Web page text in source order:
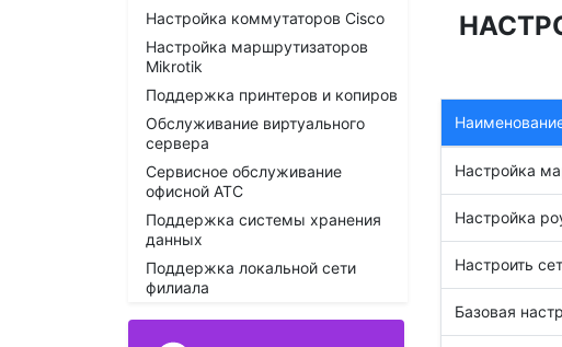
Настройка коммутаторов Cisco
Настройка маршрутизаторов
Mikrotik
Поддержка принтеров и копиров
Обслуживание виртуального
сервера
Сервисное обслуживание
офисной АТС
Поддержка системы хранения
данных
Поддержка локальной сети
филиала
Настройка
Настройка
Настроить
Базовая